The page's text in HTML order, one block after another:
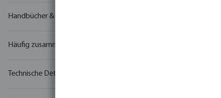
Handbücher & Zeichnungen
Häufig zusammen gekauft
Technische Details